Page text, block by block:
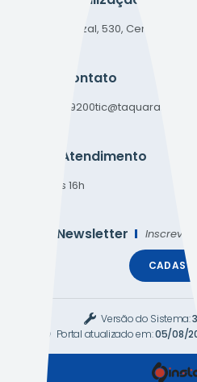
Rua do Cafezal, 530, Centro
Contato
(16) 3958-9200
Atendimento
Das 7h às 16h
Newsletter
Versão do Sistema:
Portal atualizado em:05/08/